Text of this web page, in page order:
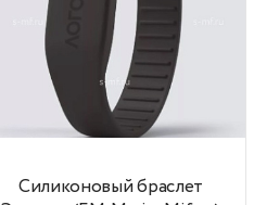
Силиконовый браслет